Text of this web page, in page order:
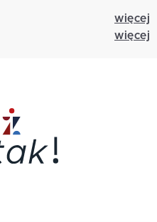
więcej
więcej